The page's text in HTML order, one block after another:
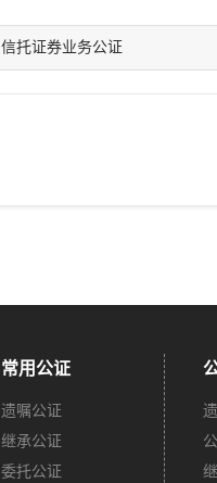
信托证券业务公证
常用公证
遗嘱公证
继承公证
委托公证